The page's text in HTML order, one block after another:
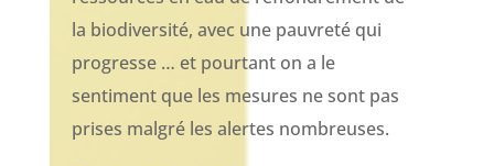
la biodiversité, avec une pauvreté qui
progresse … et pourtant on a le
sentiment que les mesures ne sont pas
prises malgré les alertes nombreuses.